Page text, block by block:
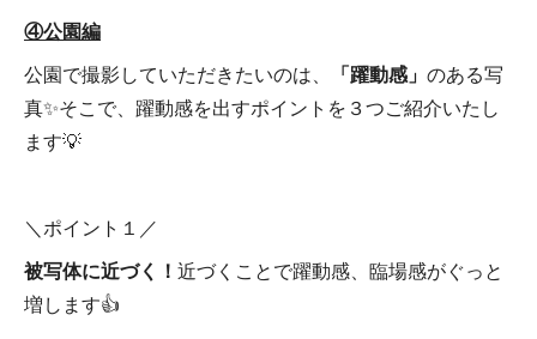
④公園編
公園で撮影していただきたいのは、
「躍動感」 のある写
真✨そこで、躍動感を出すポイントを３つご紹介いたし
ます💡
＼ポイント１／
被写体に近づく！ 近づくことで躍動感、臨場感がぐっと
増します👍